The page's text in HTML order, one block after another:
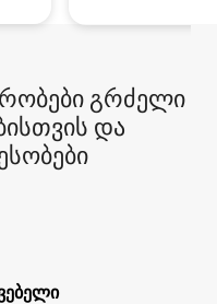
გრძელი
და